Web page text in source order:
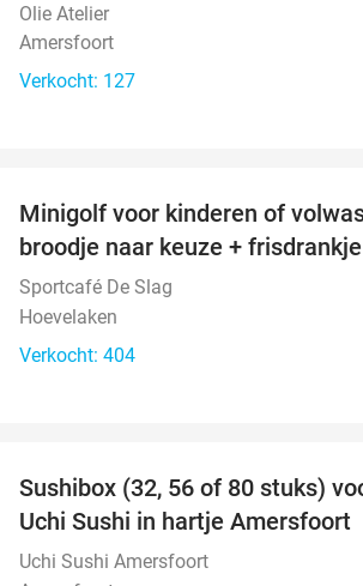
Olie Atelier
Amersfoort
Verkocht: 127
Minigolf voor kinderen of
broodje naar keuze +
Sportcafé De Slag
Hoevelaken
Verkocht: 404
Sushibox (32, 56 of 80 stuks)
Uchi Sushi in hartje Amersfoort
Uchi Sushi Amersfoort